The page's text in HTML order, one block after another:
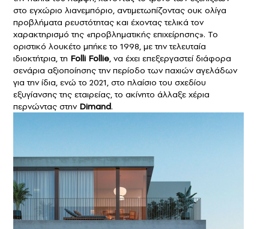
στο εγχώριο λιανεμπόριο, αντιμετωπίζοντας ουκ ολίγα
προβλήματα ρευστότητας και έχοντας τελικά τον
χαρακτηρισμό της «προβληματικής επιχείρησης». Το
οριστικό λουκέτο μπήκε το 1998, με την τελευταία
ιδιοκτήτρια, τη Folli Follie, να έχει επεξεργαστεί διάφορα
σενάρια αξιοποίησης την περίοδο των παχιών αγελάδων
για την ίδια, ενώ το 2021, στο πλαίσιο του σχεδίου
εξυγίανσης της εταιρείας, το ακίνητο άλλαξε χέρια
περνώντας στην Dimand.